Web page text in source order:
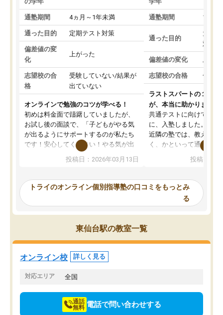
通塾期間 4ヵ月～1年未満
通った目的 定期テスト対策
偏差値の変
化
上がった
志望校の合
格
受験していない/結果が
出ていない
オンラインで勉強のコツが学べる！
初めは料金面で躊躇していましたが、
お試し後の面談で、「子どもがやる気
が出るようにサポートするのが私たち
です！安心してください！やる気が出
ないのは私たち講師の責任です」と言
ってくださり、確かに！と考えて、思
ったんですが、学生の先生から学ぶこ
み、徐々に成績が上がったらいいなと
思っていました。何が今足りないのか
を的確に指導いただき、子どももびっ
くりするほど楽しんでやる気を持って
塾を受けています。狙い通り、少しず
つ成績も上がり、苦手意識も無くなっ
てきたので、さらに苦手な数学も追加
でお願いしました。来年の高校受験に
投稿日：2026年03月13日
通塾期間 1～3
通った目的
大学
対策
偏差値の変化
志望校の合格 合格
ラストスパートの１か月
が、本当に助かりました
共通テストに向けての追
に、入塾しました。田舎
近隣の塾では、教えても
く、かといって通うには
可能なので本当に助か
らないところをピンポイ
頂いて、とてもわかり
していました。一生を
スト、多少お金がかかっ
投稿日：
トライのオンライン個別指導塾の口コミをもっとみ
る
東仙台駅の教室一覧
オンライン校 詳しく見る
対応エリア 全国
通話
無料 電話で問い合わせする